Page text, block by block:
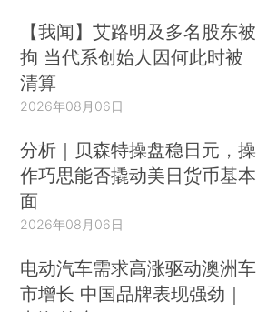
【我闻】艾路明及多名股东被
拘 当代系创始人因何此时被
清算
2026年08月06日
分析｜贝森特操盘稳日元，操
作巧思能否撬动美日货币基本
面
2026年08月06日
电动汽车需求高涨驱动澳洲车
市增长 中国品牌表现强劲｜